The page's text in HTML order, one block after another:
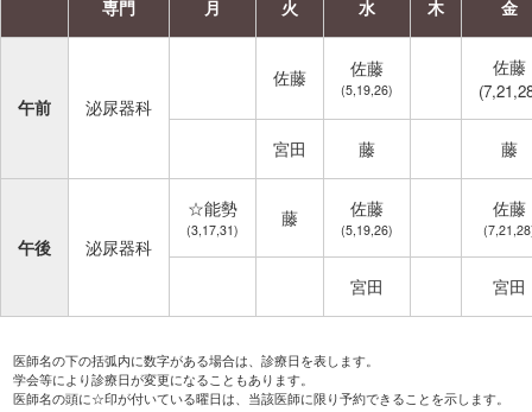
専門 月 火 水 木 金
午前 泌尿器科
佐藤 佐藤
(5,19,26)
佐藤
宮田 藤 藤
午後 泌尿器科
☆能勢
(3,17,31)
藤 佐藤
(5,19,26)
佐藤
宮田 宮田
医師名の下の括弧内に数字がある場合は、診療日を表します。
学会等により診療日が変更になることもあります。
医師名の頭に☆印が付いている曜日は、当該医師に限り予約できることを示します。